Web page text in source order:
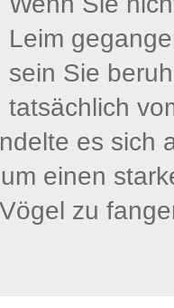
Leim
sein Sie
tatsächlich
es sich
einen
zu